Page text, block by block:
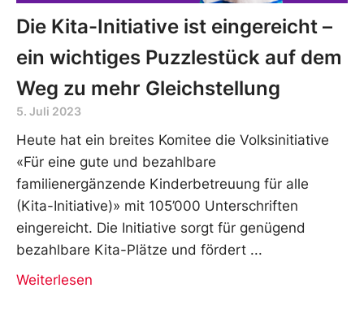
Die Kita-Initiative ist eingereicht –
ein wichtiges Puzzlestück auf dem
Weg zu mehr Gleichstellung
5. Juli 2023
Heute hat ein breites Komitee die Volksinitiative
«Für eine gute und bezahlbare
familienergänzende Kinderbetreuung für alle
(Kita-Initiative)» mit 105’000 Unterschriften
eingereicht. Die Initiative sorgt für genügend
bezahlbare Kita-Plätze und fördert
Weiterlesen